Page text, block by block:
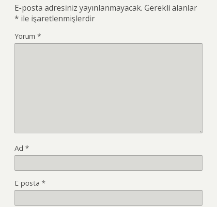
E-posta adresiniz yayınlanmayacak. Gerekli alanlar
* ile işaretlenmişlerdir
Yorum *
Ad *
E-posta *